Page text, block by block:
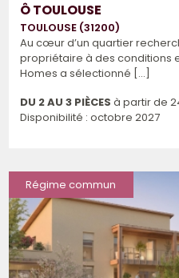
Ô TOULOUSE
TOULOUSE (31200)
Au cœur d’un quartier
propriétaire à des conditions
Homes a sélectionné [...]
DU 2 AU 3 PIÈCES à partir de
Disponibilité : octobre 2027
Régime commun